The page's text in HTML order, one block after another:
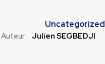
Uncategorized
Auteur : Julien SEGBEDJI